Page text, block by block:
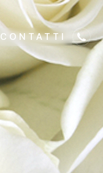
CONTATTI